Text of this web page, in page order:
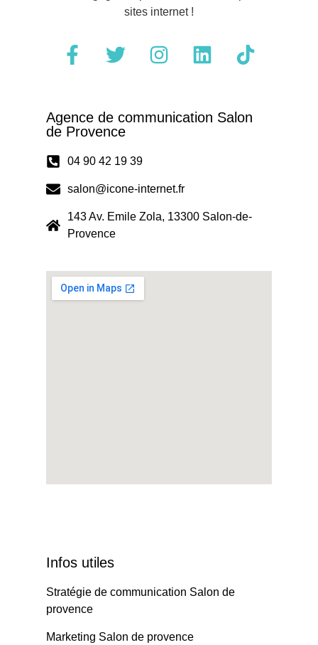
sites internet !
Agence de communication Salon
de Provence
04 90 42 19 39
salon@icone-internet.fr
143 Av. Emile Zola, 13300 Salon-de-
Provence
Infos utiles
Stratégie de communication Salon de
provence
Marketing Salon de provence